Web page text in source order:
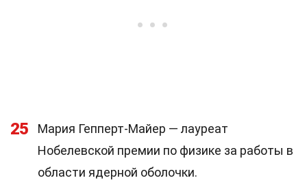
25
Мария Гепперт-Майер — лауреат
Нобелевской премии по физике за работы в
области ядерной оболочки.